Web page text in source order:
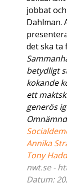
jobbat
Dahlman.
det ska ta
betydligt
kokande
ett
generös
Annika
Tony
nwt.se -
Datum: